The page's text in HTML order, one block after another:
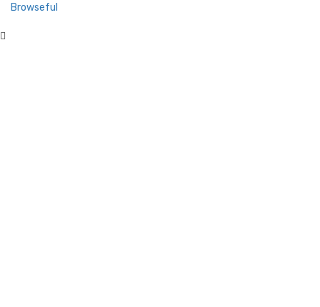
Browseful